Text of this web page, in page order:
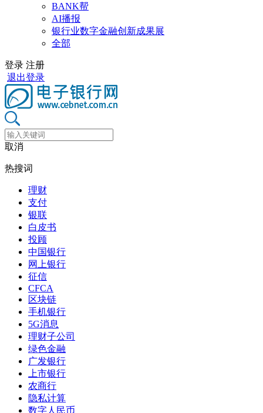
BANK帮
AI播报
银行业数字金融创新成果展
全部
登录 注册
退出登录
取消
热搜词
理财
支付
银联
白皮书
投顾
中国银行
网上银行
征信
CFCA
区块链
手机银行
5G消息
理财子公司
绿色金融
广发银行
上市银行
农商行
隐私计算
数字人民币